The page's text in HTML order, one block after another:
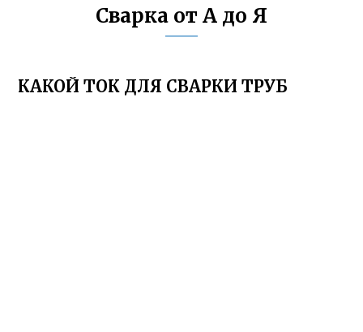
Сварка от А до Я
КАКОЙ ТОК ДЛЯ СВАРКИ ТРУБ